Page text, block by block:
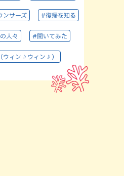
ンサーズ #復帰を知る
人々 #聞いてみた
ウィン♪ウィン♪）